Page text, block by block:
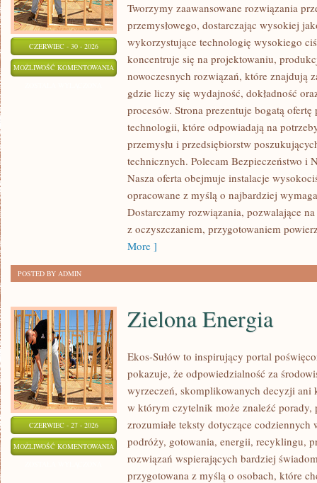
CZERWIEC - 30 - 2026
MOŻLIWOŚĆ KOMENTOWANIA
ZRÓWNOWAŻONY
Tworzymy zaawansowane rozwiązania
przemysłowego, dostarczając wysokiej
wykorzystujące technologię wysokiego
koncentruje się na projektowaniu,
nowoczesnych rozwiązań, które znajdują
gdzie liczy się wydajność, dokładność
procesów. Strona prezentuje bogatą ofertę
technologii, które odpowiadają na
przemysłu i przedsiębiorstw
technicznych. Polecam Bezpieczeństwo i
Nasza oferta obejmuje instalacje
opracowane z myślą o najbardziej
Dostarczamy rozwiązania, pozwalające
z oczyszczaniem, przygotowaniem
More ]
POSTED BY ADMIN
CZERWIEC - 27 - 2026
MOŻLIWOŚĆ KOMENTOWANIA ZIELONA
ENERGIA
Zielona Energia
Ekos-Sułów to inspirujący portal
pokazuje, że odpowiedzialność za
wyrzeczeń, skomplikowanych decyzji ani
w którym czytelnik może znaleźć porady,
zrozumiałe teksty dotyczące
podróży, gotowania, energii, recyklingu,
rozwiązań wspierających bardziej
przygotowana z myślą o osobach, które